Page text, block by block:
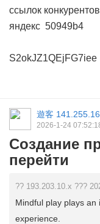
ссылок конкурентов
яндекс 50949b4
S2okJZ1QEjFG7iee
遊客
2026-1-24
Создание
перейти
?? 193.203.10.x ???
Mindful play plays
experience.